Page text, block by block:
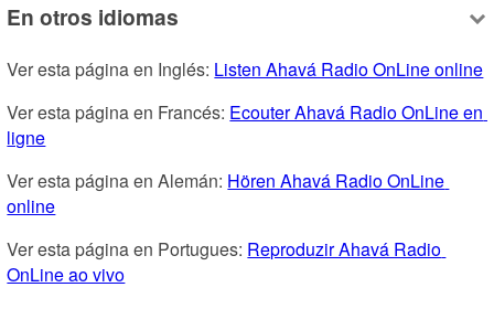
En otros idiomas
Ver esta página en Inglés: Listen Ahavá Radio OnLine online
Ver esta página en Francés: Ecouter Ahavá Radio OnLine en
ligne
Ver esta página en Alemán: Hören Ahavá Radio OnLine
online
Ver esta página en Portugues: Reproduzir Ahavá Radio
OnLine ao vivo